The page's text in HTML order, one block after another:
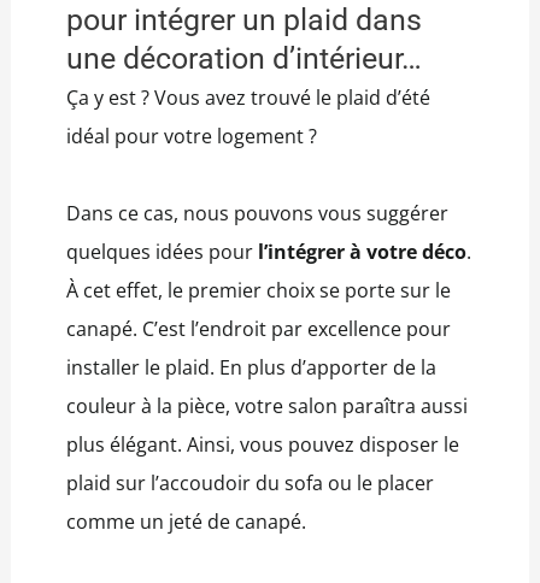
pour intégrer un plaid dans
une décoration d’intérieur…
Ça y est ? Vous avez trouvé le plaid d’été
idéal pour votre logement ?
Dans ce cas, nous pouvons vous suggérer
quelques idées pour l’intégrer à votre déco.
À cet effet, le premier choix se porte sur le
canapé. C’est l’endroit par excellence pour
installer le plaid. En plus d’apporter de la
couleur à la pièce, votre salon paraîtra aussi
plus élégant. Ainsi, vous pouvez disposer le
plaid sur l’accoudoir du sofa ou le placer
comme un jeté de canapé.